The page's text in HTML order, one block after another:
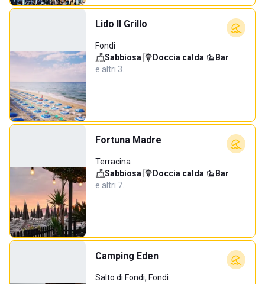
Lido Il Grillo
Fondi
Sabbiosa· Doccia calda· Bar·
e altri 3…
Fortuna Madre
Terracina
Sabbiosa· Doccia calda· Bar·
e altri 7…
Camping Eden
Salto di Fondi, Fondi